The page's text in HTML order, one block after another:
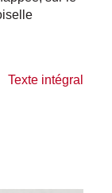
Texte intégral